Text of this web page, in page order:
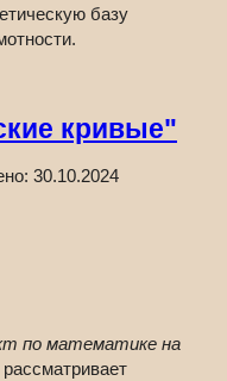
базу
кривые"
30.10.2024
по математике на
рассматривает